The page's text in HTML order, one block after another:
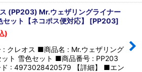
(PP203) Mr.ウェザリングライナー
ット【ネコポス便対応】
[PP203]
)
クレオス ■商品名 : Mr.ウェザリング
ット 雪色セット ■商品番号 : PP203
: 4973028420579 【詳細】 ■エン